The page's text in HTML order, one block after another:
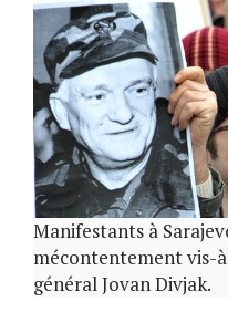
Manifestants à
mécontentement vis-
général Jovan Divjak.